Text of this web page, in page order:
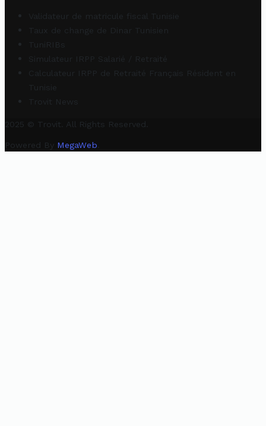
Validateur de matricule fiscal Tunisie
Taux de change de Dinar Tunisien
TuniRIBs
Simulateur IRPP Salarié / Retraité
Calculateur IRPP de Retraité Français Résident en
Tunisie
Trovit News
2025 © Trovit. All Rights Reserved.
Powered By MegaWeb